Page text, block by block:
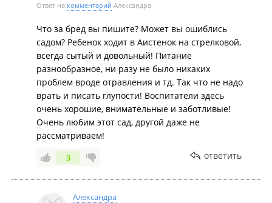
законом. Всех Вам благ. И спасибо, что у нас есть
Аистенок на ул. Стрелковой🤗
Ответ на комментарий Александра
Что за бред вы пишите? Может вы ошиблись
садом? Ребенок ходит в Аистенок на стрелковой,
всегда сытый и довольный! Питание
разнообразное, ни разу не было никаких
проблем вроде отравления и тд. Так что не надо
врать и писать глупости! Воспитатели здесь
очень хорошие, внимательные и заботливые!
Очень любим этот сад, другой даже не
рассматриваем!
3 ответить
Александра